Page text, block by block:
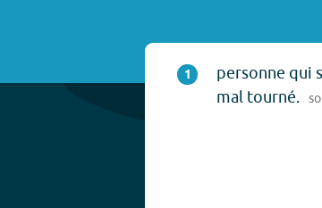
1
personne qui
mal tourné.